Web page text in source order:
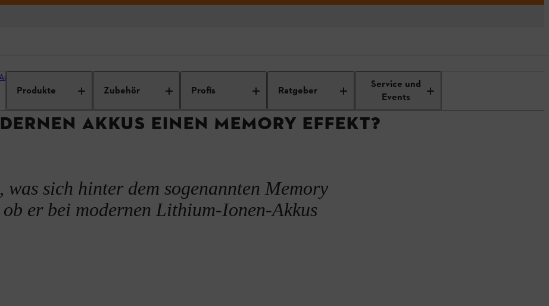
Produkte Zubehör Profis Ratgeber
Service und
Events
und Gerätepflege
AKKUS EINEN MEMORY EFFEKT?
sich hinter dem sogenannten Memory
er bei modernen Lithium-Ionen-Akkus
Effekt auf?